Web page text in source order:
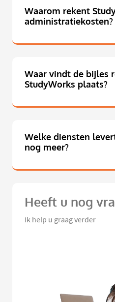
Waarom rekent
administratiekosten?
Waar vindt de bijles
StudyWorks plaats?
Welke diensten
nog meer?
Heeft u nog
Ik help u graag verder